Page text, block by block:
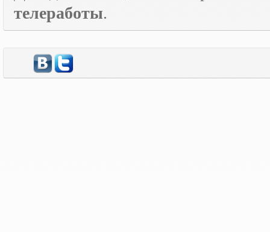
телеработы.